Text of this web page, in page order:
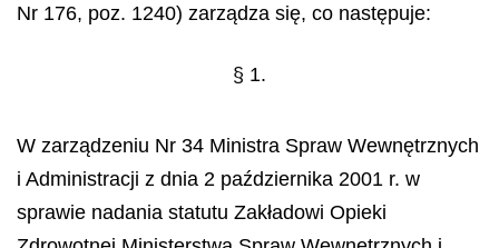
Nr 176, poz. 1240) zarządza się, co następuje:
§ 1.
W zarządzeniu Nr 34 Ministra Spraw Wewnętrznych
i Administracji z dnia 2 października 2001 r. w
sprawie nadania statutu Zakładowi Opieki